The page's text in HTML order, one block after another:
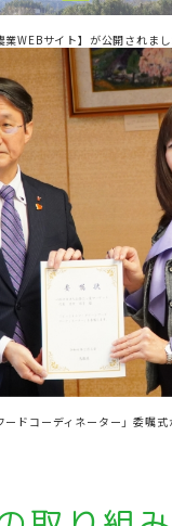
業WEBサイト】が公開されまし
ードコーディネーター」委嘱式